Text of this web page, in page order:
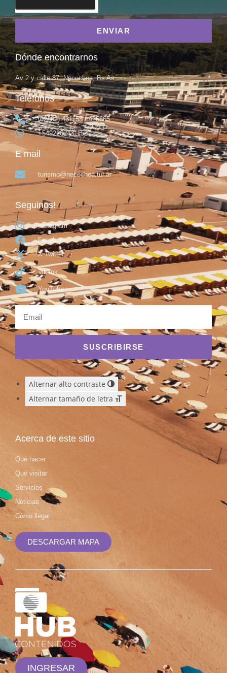
ENVIAR
Dónde encontrarnos
Av 2 y calle 87, Necochea, Bs As
Teléfonos
(02262) 431153 / 425665
+5492262431153
E mail
turismo@necochea.tur.ar
Seguinos!
Instagram
Facebook
X Twitter
TikTok
YouTube
SUSCRIBIRSE
Alternar alto contraste
Alternar tamaño de letra
Acerca de este sitio
Qué hacer
Qué visitar
Servicios
Noticias
Cómo llegar
DESCARGAR MAPA
INGRESAR